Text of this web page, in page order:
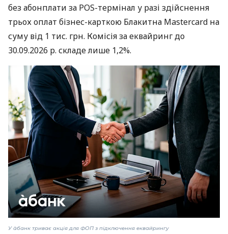
без абонплати за POS-термінал у разі здійснення
трьох оплат бізнес-карткою Блакитна Mastercard на
суму від 1 тис. грн. Комісія за еквайринг до
30.09.2026 р. складе лише 1,2%.
У àбанк триває акція для ФОП з підключення еквайрингу